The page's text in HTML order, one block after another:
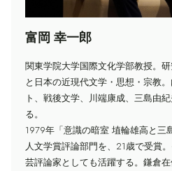
富岡 幸一郎
関東学院大学国際文化学部教授。
と日本の近現代文学・思想・宗教
ト、戦後文学、川端康成、三島由
る。
1979年「意識の暗室 埴輪雄高と
人文学賞評論部門を、21歳で受賞
芸評論家としても活躍する。鎌倉